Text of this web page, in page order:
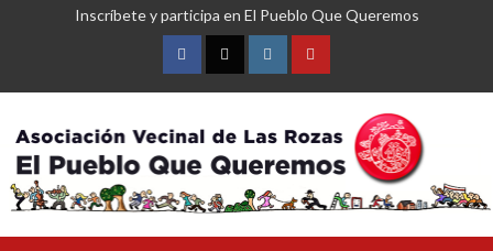
Inscríbete y participa en El Pueblo Que Queremos
FacebookTwitterInstagramYouTube